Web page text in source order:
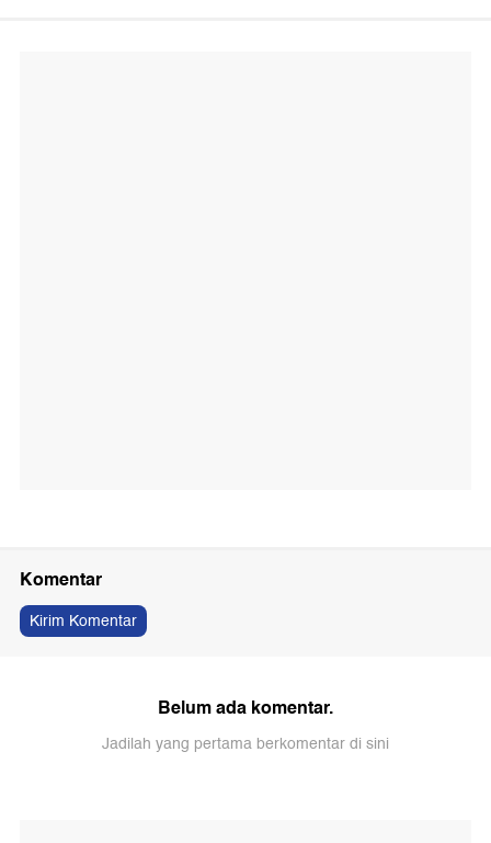
Komentar
Kirim Komentar
Belum ada komentar.
Jadilah yang pertama berkomentar di sini